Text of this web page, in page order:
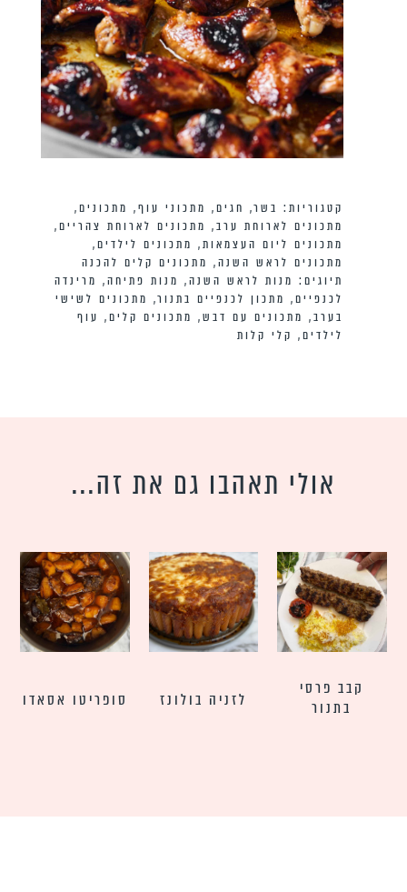
קטגוריות: בשר, חגים, מתכוני עוף, מתכונים,
מתכונים לארוחת ערב, מתכונים לארוחת צהריים,
מתכונים ליום העצמאות, מתכונים לילדים,
מתכונים לראש השנה, מתכונים קלים להכנה
תיוגים: מנות לראש השנה, מנות פתיחה, מרינדה
לכנפיים, מתכון לכנפיים בתנור, מתכונים לשישי
בערב, מתכונים עם דבש, מתכונים קלים, עוף
לילדים, קלי קלות
אולי תאהבו גם את זה...
קבב פרסי
בתנור
לזניה בולונז סופריטו אסאדו